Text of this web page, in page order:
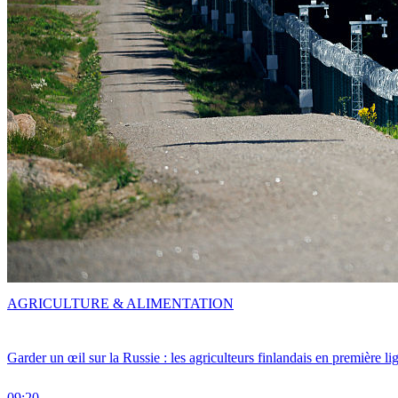
Garder un œil sur la Russie : les agriculteurs finlandais en première
AGRICULTURE & ALIMENTATION